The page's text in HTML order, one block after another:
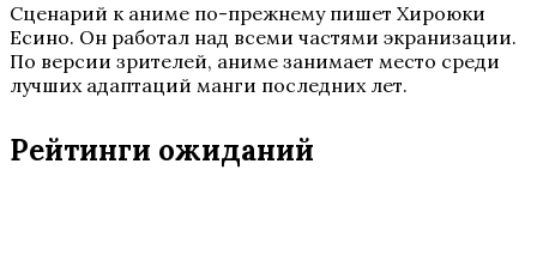
Сценарий к аниме по-прежнему пишет Хироюки
Есино. Он работал над всеми частями экранизации.
По версии зрителей, аниме занимает место среди
лучших адаптаций манги последних лет.
Рейтинги ожиданий